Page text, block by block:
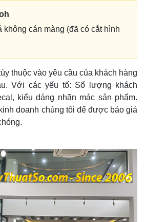
không cán màng (đã có cắt hình
thuộc vào yêu cầu của khách hàng
Với các yếu tố: Số lượng khách
kiểu dáng nhãn mác sản phẩm.
doanh chúng tôi để được báo giá